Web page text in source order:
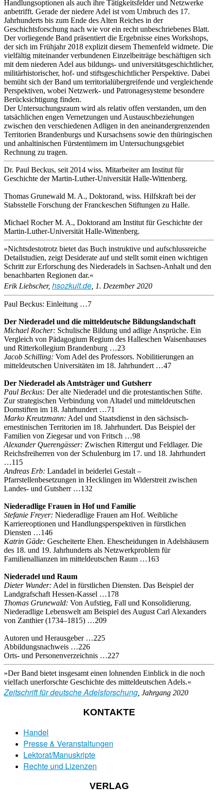
Handlungsoptionen als auch ihre Tätigkeitsfelder und Netzwerke
anbetrifft. Gerade der niedere Adel ist vom Umbruch des 17.
Jahrhunderts bis zum Ende des Alten Reiches in der
Geschichtsforschung nach wie vor ein recht unbeschriebenes Blatt.
Der vorliegende Band präsentiert die Ergebnisse eines Workshops,
der sich im Frühjahr 2018 explizit diesem Themenfeld widmete. Die
vielfältig miteinander verbundenen Einzelbeiträge beschäftigen sich
mit dem niederen Adel aus bildungs- und universitätsgeschichtlicher,
militärhistorischer, hof- und stiftsgeschichtlicher Perspektive. Dabei
bemüht sich der Band um territorialübergreifende und vergleichende
Perspektiven, wobei Netzwerk- und Patronagesysteme besondere
Berücksichtigung finden.
Der Untersuchungsraum wird als relativ offen verstanden, um den
tatsächlichen engen Vernetzungen und Austauschbeziehungen
zwischen den verschiedenen Adligen in den aneinandergrenzenden
Territorien Brandenburgs und Kursachsens sowie den thüringischen
und anhaltinischen Fürstentümern im Untersuchungsgebiet
Rechnung zu tragen.
Dr. Paul Beckus, seit 2014 wiss. Mitarbeiter am Institut für
Geschichte der Martin-Luther-Universität Halle-Wittenberg.
Thomas Grunewald M. A., Doktorand, wiss. Hilfskraft bei der
Stabsstelle Forschung der Franckeschen Stiftungen zu Halle.
Michael Rocher M. A., Doktorand am Institut für Geschichte der
Martin-Luther-Universität Halle-Wittenberg.
»Nichtsdestotrotz bietet das Buch instruktive und aufschlussreiche
Detailstudien, zeigt Desiderate auf und stellt somit einen wichtigen
Schritt zur Erforschung des Niederadels in Sachsen-Anhalt und den
benachbarten Regionen dar.«
Erik Liebscher, hsozkult.de , 1. Dezember 2020
Paul Beckus: Einleitung …7
Der Niederadel und die mitteldeutsche Bildungslandschaft
Michael Rocher: Schulische Bildung und adlige Ansprüche. Ein
Vergleich von Pädagogium Regium des Halleschen Waisenhauses
und Ritterkollegium Brandenburg …23
Jacob Schilling: Vom Adel des Professors. Nobilitierungen an
mitteldeutschen Universitäten im 18. Jahrhundert …47
Der Niederadel als Amtsträger und Gutsherr
Paul Beckus: Der alte Niederadel und die protestantischen Stifte.
Zur strategischen Verbindung von Altadel und mitteldeutschen
Domstiften im 18. Jahrhundert …71
Marko Kreutzmann: Adel und Staatsdienst in den sächsisch-
ernestinischen Territorien im 18. Jahrhundert. Das Beispiel der
Familien von Ziegesar und von Fritsch …98
Alexander Querengässer: Zwischen Rittergut und Feldlager. Die
Reichsfreiherren von der Schulenburg im 17. und 18. Jahrhundert
…115
Andreas Erb: Landadel in beiderlei Gestalt –
Pfarrstellenbesetzungen in Hecklingen im Widerstreit zwischen
Landes- und Gutsherr …132
Niederadlige Frauen in Hof und Familie
Stefanie Freyer: Niederadlige Frauen am Hof. Weibliche
Karriereoptionen und Handlungsperspektiven in fürstlichen
Diensten …146
Katrin Gäde: Gescheiterte Ehen. Ehescheidungen in Adelshäusern
des 18. und 19. Jahrhunderts als Netzwerkproblem für
Familienallianzen im mitteldeutschen Raum …163
Niederadel und Raum
Dieter Wunder: Adel in fürstlichen Diensten. Das Beispiel der
Landgrafschaft Hessen-Kassel …178
Thomas Grunewald: Von Aufstieg, Fall und Konsolidierung.
Niederadlige Lebenswelt am Beispiel des August Carl Alexanders
von Zanthier (1734–1815) …209
Autoren und Herausgeber …225
Abbildungsnachweis …226
Orts- und Personenverzeichnis …227
»Der Band bietet insgesamt einen lohnenden Einblick in die noch
vielfach unerforschte Geschichte des mitteldeutschen Adels.«
Zeitschrift für deutsche Adelsforschung , Jahrgang 2020
KONTAKTE
Handel
Presse & Veranstaltungen
Lektorat/Manuskripte
Rechte und Lizenzen
VERLAG